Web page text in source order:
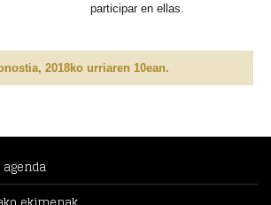
participar en ellas.
2018ko urriaren 10ean.